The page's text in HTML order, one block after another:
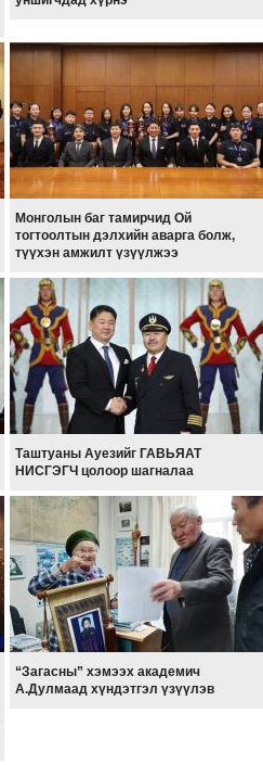
Монголын баг тамирчид Ой
тогтоолтын дэлхийн аварга болж,
түүхэн амжилт үзүүлжээ
Таштуаны Ауезийг ГАВЬЯАТ
НИСГЭГЧ цолоор шагналаа
“Загасны” хэмээх академич
А.Дулмаад хүндэтгэл үзүүлэв